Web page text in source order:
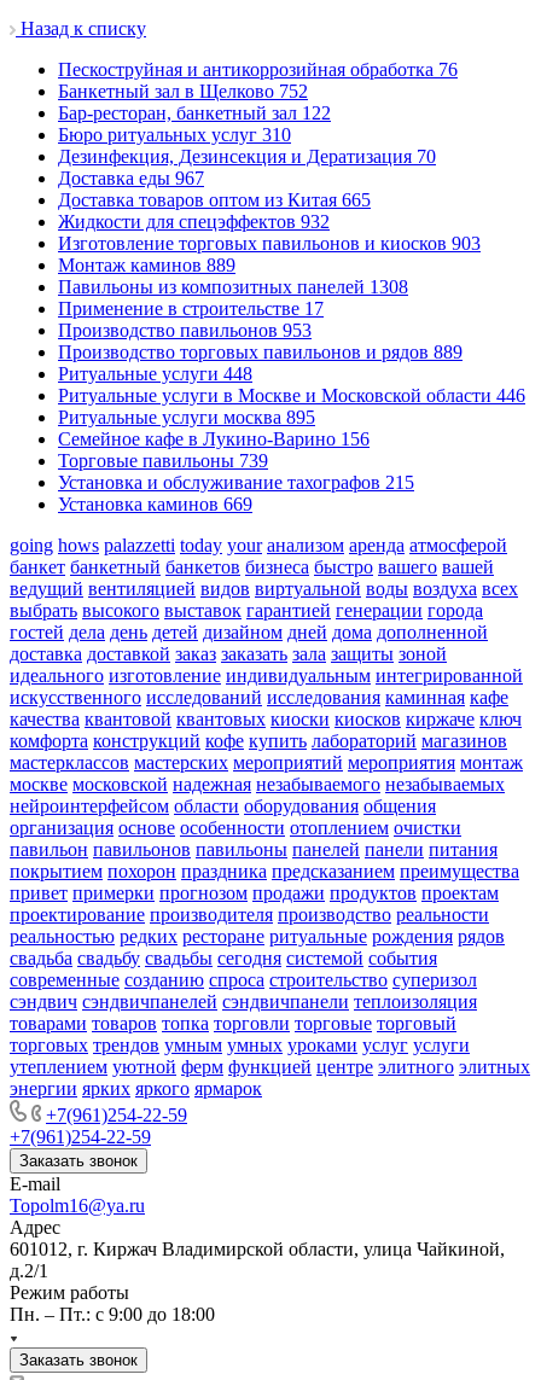
Назад к списку
Пескоструйная и антикоррозийная обработка 76
Банкетный зал в Щелково 752
Бар-ресторан, банкетный зал 122
Бюро ритуальных услуг 310
Дезинфекция, Дезинсекция и Дератизация 70
Доставка еды 967
Доставка товаров оптом из Китая 665
Жидкости для спецэффектов 932
Изготовление торговых павильонов и киосков 903
Монтаж каминов 889
Павильоны из композитных панелей 1308
Применение в строительстве 17
Производство павильонов 953
Производство торговых павильонов и рядов 889
Ритуальные услуги 448
Ритуальные услуги в Москве и Московской области 446
Ритуальные услуги москва 895
Семейное кафе в Лукино-Варино 156
Торговые павильоны 739
Установка и обслуживание тахографов 215
Установка каминов 669
going hows palazzetti today your анализом аренда атмосферой
банкет банкетный банкетов бизнеса быстро вашего вашей
ведущий вентиляцией видов виртуальной воды воздуха всех
выбрать высокого выставок гарантией генерации города
гостей дела день детей дизайном дней дома дополненной
доставка доставкой заказ заказать зала защиты зоной
идеального изготовление индивидуальным интегрированной
искусственного исследований исследования каминная кафе
качества квантовой квантовых киоски киосков киржаче ключ
комфорта конструкций кофе купить лабораторий магазинов
мастерклассов мастерских мероприятий мероприятия монтаж
москве московской надежная незабываемого незабываемых
нейроинтерфейсом области оборудования общения
организация основе особенности отоплением очистки
павильон павильонов павильоны панелей панели питания
покрытием похорон праздника предсказанием преимущества
привет примерки прогнозом продажи продуктов проектам
проектирование производителя производство реальности
реальностью редких ресторане ритуальные рождения рядов
свадьба свадьбу свадьбы сегодня системой события
современные созданию спроса строительство суперизол
сэндвич сэндвичпанелей сэндвичпанели теплоизоляция
товарами товаров топка торговли торговые торговый
торговых трендов умным умных уроками услуг услуги
утеплением уютной ферм функцией центре элитного элитных
энергии ярких яркого ярмарок
+7(961)254-22-59
+7(961)254-22-59
Заказать звонок
E-mail
Topolm16@ya.ru
Адрес
601012, г. Киржач Владимирской области, улица Чайкиной,
д.2/1
Режим работы
Пн. – Пт.: с 9:00 до 18:00
Заказать звонок